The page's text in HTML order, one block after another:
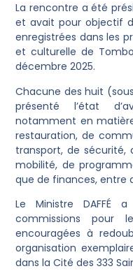
La rencontre a été
et avait pour objectif
enregistrées dans les
et culturelle de
décembre 2025.
Chacune des huit
présenté l’état
notamment en
restauration, de
transport, de sécurité,
mobilité, de
que de finances, entre
Le Ministre DAFFÉ
commissions pour
encouragées à
organisation
dans la Cité des 333